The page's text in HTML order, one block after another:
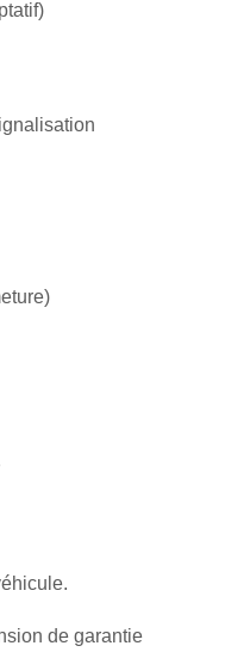
de garantie